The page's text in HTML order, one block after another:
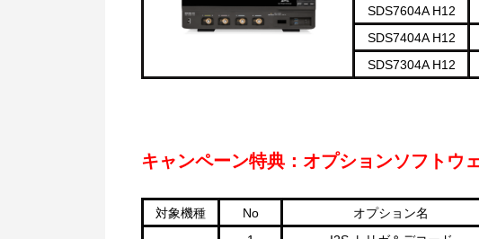
SDS7604A H12
SDS7404A H12
SDS7304A H12
キャンペーン特典：オプションソフトウ
対象機種 No オプション名